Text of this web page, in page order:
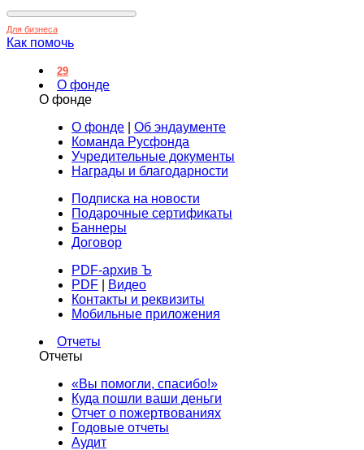
Для бизнеса
Как помочь
29
О фонде
О фонде
О фонде
Об эндаументе
Команда Русфонда
Учредительные документы
Награды и благодарности
Подписка на новости
Подарочные сертификаты
Баннеры
Договор
PDF-архив Ъ
PDF
Видео
Контакты и реквизиты
Мобильные приложения
Отчеты
Отчеты
«Вы помогли, спасибо!»
Куда пошли ваши деньги
Отчет о пожертвованиях
Годовые отчеты
Аудит